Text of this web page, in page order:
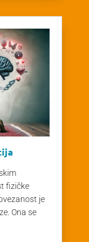
fizičke
je
Ona se